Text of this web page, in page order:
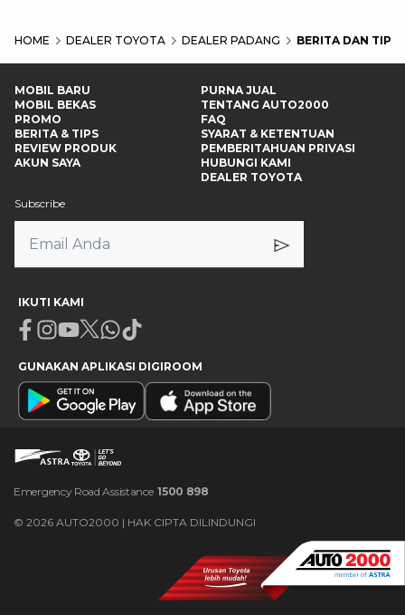
HOME DEALER TOYOTA DEALER PADANG BERITA DAN TIPS
MOBIL BARU
MOBIL BEKAS
PROMO
BERITA & TIPS
REVIEW PRODUK
AKUN SAYA
PURNA JUAL
TENTANG AUTO2000
FAQ
SYARAT & KETENTUAN
PEMBERITAHUAN PRIVASI
HUBUNGI KAMI
DEALER TOYOTA
Subscribe
IKUTI KAMI
Facebook
Instagram
Youtube
X Whatsapp
Tiktok
GUNAKAN APLIKASI DIGIROOM
Emergency Road Assistance 1500 898
© 2026 AUTO2000 | HAK CIPTA DILINDUNGI